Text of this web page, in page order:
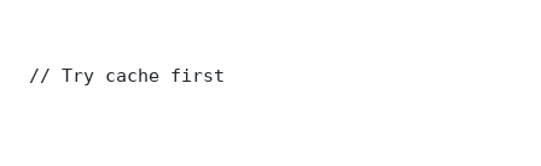
// Try cache first